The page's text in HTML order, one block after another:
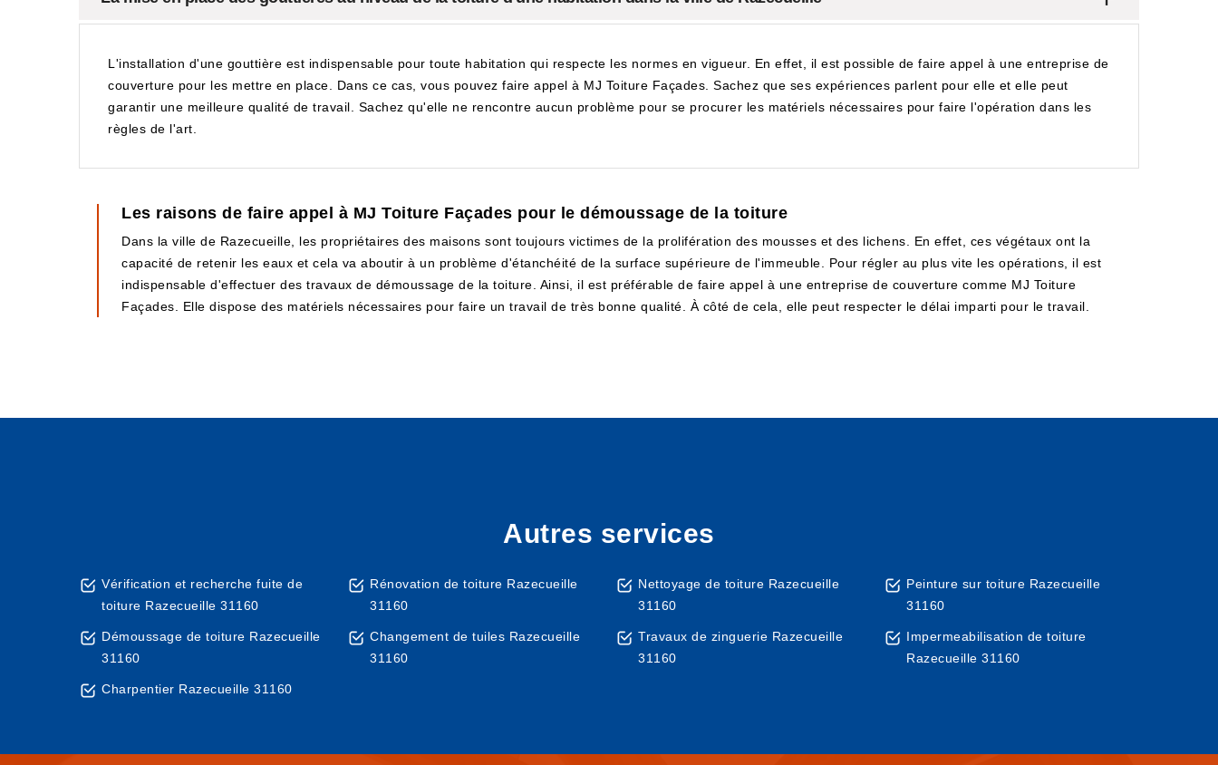
L'installation d'une gouttière est indispensable pour toute habitation qui respecte les normes en vigueur. En effet, il est possible de faire appel à une entreprise de
couverture pour les mettre en place. Dans ce cas, vous pouvez faire appel à MJ Toiture Façades. Sachez que ses expériences parlent pour elle et elle peut
garantir une meilleure qualité de travail. Sachez qu'elle ne rencontre aucun problème pour se procurer les matériels nécessaires pour faire l'opération dans les
règles de l'art.
Les raisons de faire appel à MJ Toiture Façades pour le démoussage de la toiture
Dans la ville de Razecueille, les propriétaires des maisons sont toujours victimes de la prolifération des mousses et des lichens. En effet, ces végétaux ont la
capacité de retenir les eaux et cela va aboutir à un problème d'étanchéité de la surface supérieure de l'immeuble. Pour régler au plus vite les opérations, il est
indispensable d'effectuer des travaux de démoussage de la toiture. Ainsi, il est préférable de faire appel à une entreprise de couverture comme MJ Toiture
Façades. Elle dispose des matériels nécessaires pour faire un travail de très bonne qualité. À côté de cela, elle peut respecter le délai imparti pour le travail.
Autres services
Vérification et recherche fuite de
toiture Razecueille 31160
Démoussage de toiture Razecueille
31160
Charpentier Razecueille 31160
Rénovation de toiture Razecueille
31160
Changement de tuiles Razecueille
31160
Nettoyage de toiture Razecueille
31160
Travaux de zinguerie Razecueille
31160
Peinture sur toiture Razecueille
31160
Impermeabilisation de toiture
Razecueille 31160